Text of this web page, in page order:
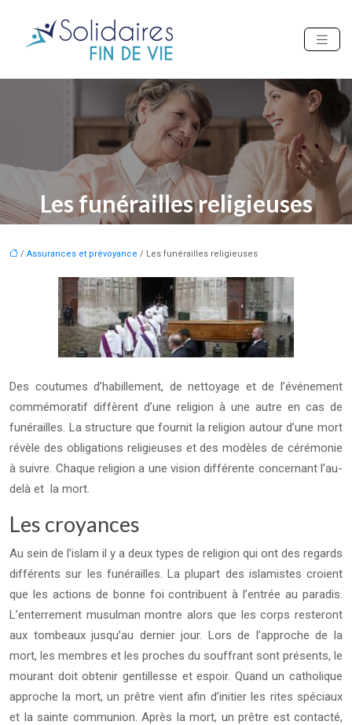
Les funérailles religieuses
/ Assurances et prévoyance / Les funérailles religieuses
Des coutumes d’habillement, de nettoyage et de l’événement
commémoratif diffèrent d’une religion à une autre en cas de
funérailles. La structure que fournit la religion autour d’une mort
révèle des obligations religieuses et des modèles de cérémonie
à suivre. Chaque religion a une vision différente concernant l’au-
delà et la mort.
Les croyances
Au sein de l’islam il y a deux types de religion qui ont des regards
différents sur les funérailles. La plupart des islamistes croient
que les actions de bonne foi contribuent à l’entrée au paradis.
L’enterrement musulman montre alors que les corps resteront
aux tombeaux jusqu’au dernier jour. Lors de l’approche de la
mort, les membres et les proches du souffrant sont présents, le
mourant doit obtenir gentillesse et espoir. Quand un catholique
approche la mort, un prêtre vient afin d’initier les rites spéciaux
et la sainte communion. Après la mort, un prêtre est contacté,